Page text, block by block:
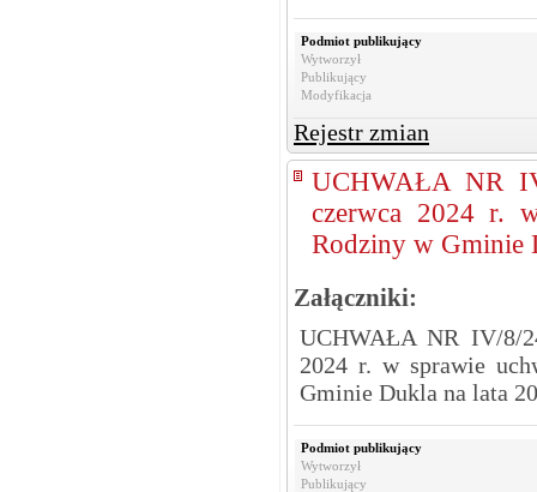
Podmiot publikujący
Wytworzył
Publikujący
Modyfikacja
Rejestr zmian
UCHWAŁA NR
czerwca 2024 r.
Rodziny w Gminie
Załączniki:
UCHWAŁA NR IV/8/
2024 r. w sprawie
Gminie Dukla na lata
Podmiot publikujący
Wytworzył
Publikujący